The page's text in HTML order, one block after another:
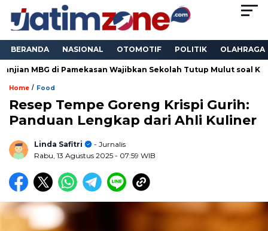
BERANDA NASIONAL OTOMOTIF POLITIK OLAHRAGA
di Pamekasan Wajibkan Sekolah Tutup Mulut soal Keracunan
Home / Food
Resep Tempe Goreng Krispi Gurih:
Panduan Lengkap dari Ahli Kuliner
Linda Safitri
- Jurnalis
Rabu, 13 Agustus 2025 - 07:59 WIB